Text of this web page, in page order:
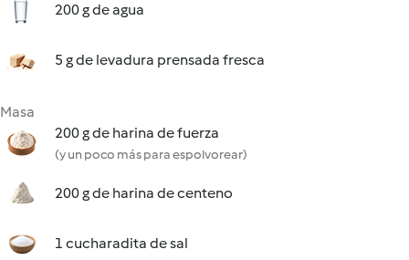
200 g de agua
5 g de levadura prensada fresca
Masa
200 g de harina de fuerza
(y un poco más para espolvorear)
200 g de harina de centeno
1 cucharadita de sal